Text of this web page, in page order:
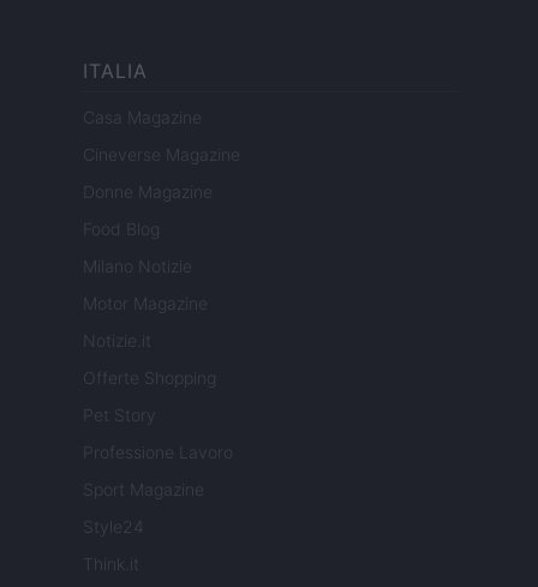
ITALIA
Casa Magazine
Cineverse Magazine
Donne Magazine
Food Blog
Milano Notizie
Motor Magazine
Notizie.it
Offerte Shopping
Pet Story
Professione Lavoro
Sport Magazine
Style24
Think.it